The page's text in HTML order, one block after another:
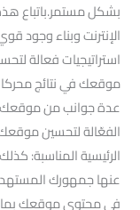
بشكل مستمر.باتباع
الإنترنت وبناء وجود
استراتيجيات فعالة
موقعك في نتائج
عدة جوانب من موقعك
الفعّالة لتحسين
الرئيسية المناسبة:
عنها جمهورك
في محتوى موقعك